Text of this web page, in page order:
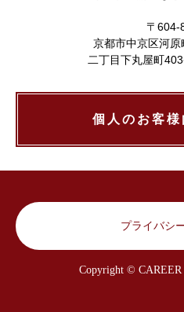
〒604-
京都市中京区河
二丁目下丸屋町
個人のお客
プライバシ
Copyright ©